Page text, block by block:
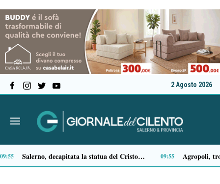
2 Agosto 2026
Sapri, successo per “The Angel Voices in Gospel”: il lungomare si accende di musica e applausi 19:08 Il mio vicino ha un cane che abbaia a tutte le ore del giorno e della notte: cosa posso fare? 16:29